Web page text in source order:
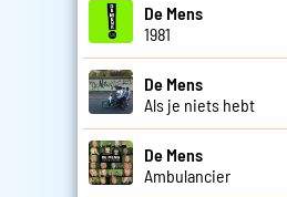
De Mens
1981
De Mens
Als je niets hebt
De Mens
Ambulancier